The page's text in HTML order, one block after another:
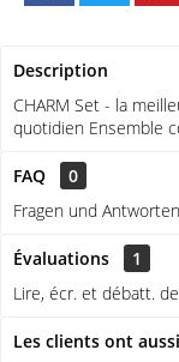
Description
CHARM Set - la
quotidien Ensemble
FAQ
0
Fragen und Antworten
Évaluations
1
Lire, écr. et débatt.
Les clients ont